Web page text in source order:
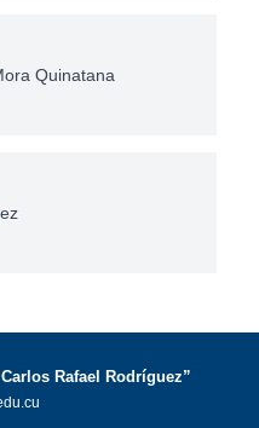
Quinatana
Rafael Rodríguez”